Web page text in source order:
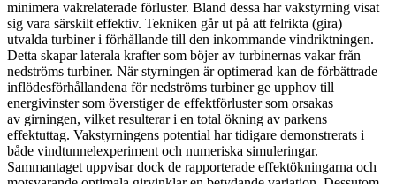
minimera vakrelaterade förluster. Bland dessa har vakstyrning visat
sig vara särskilt effektiv. Tekniken går ut på att felrikta (gira)
utvalda turbiner i förhållande till den inkommande vindriktningen.
Detta skapar laterala krafter som böjer av turbinernas vakar från
nedströms turbiner. När styrningen är optimerad kan de förbättrade
inflödesförhållandena för nedströms turbiner ge upphov till
energivinster som överstiger de effektförluster som orsakas
av girningen, vilket resulterar i en total ökning av parkens
effektuttag. Vakstyrningens potential har tidigare demonstrerats i
både vindtunnelexperiment och numeriska simuleringar.
Sammantaget uppvisar dock de rapporterade effektökningarna och